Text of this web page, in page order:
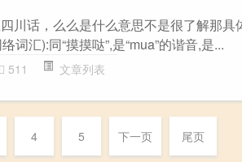
川话，么么是什么意思不是很了解那
词汇):同“摸摸哒”,是“mua”的谐音,是...
511 文章列表
4 5 下一页 尾页